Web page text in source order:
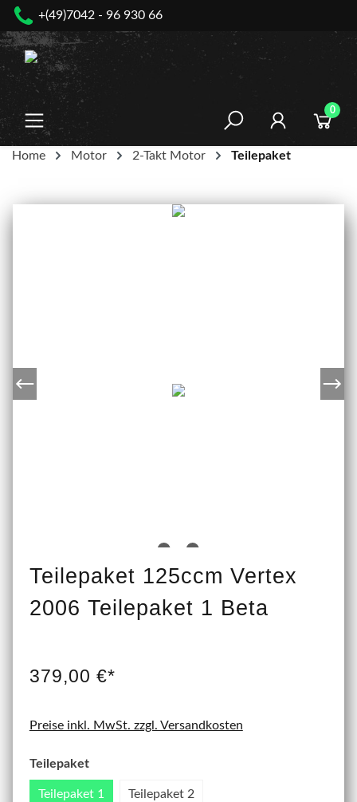
springen
+(49)7042 - 96 930 66
0
Home Motor 2-Takt Motor Teilepaket
Teilepaket 125ccm Vertex
2006 Teilepaket 1 Beta
379,00 €*
Preise inkl. MwSt. zzgl. Versandkosten
Teilepaket
Teilepaket 1 Teilepaket 2